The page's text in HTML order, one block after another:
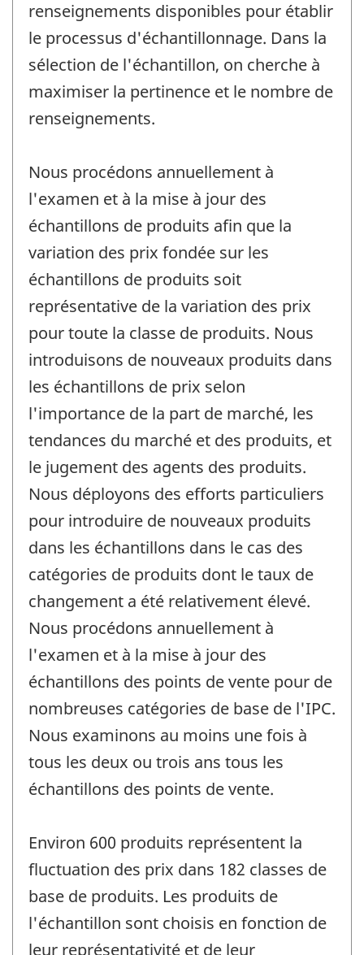
renseignements disponibles pour établir
le processus d'échantillonnage. Dans la
sélection de l'échantillon, on cherche à
maximiser la pertinence et le nombre de
renseignements.
Nous procédons annuellement à
l'examen et à la mise à jour des
échantillons de produits afin que la
variation des prix fondée sur les
échantillons de produits soit
représentative de la variation des prix
pour toute la classe de produits. Nous
introduisons de nouveaux produits dans
les échantillons de prix selon
l'importance de la part de marché, les
tendances du marché et des produits, et
le jugement des agents des produits.
Nous déployons des efforts particuliers
pour introduire de nouveaux produits
dans les échantillons dans le cas des
catégories de produits dont le taux de
changement a été relativement élevé.
Nous procédons annuellement à
l'examen et à la mise à jour des
échantillons des points de vente pour de
nombreuses catégories de base de l'IPC.
Nous examinons au moins une fois à
tous les deux ou trois ans tous les
échantillons des points de vente.
Environ 600 produits représentent la
fluctuation des prix dans 182 classes de
base de produits. Les produits de
l'échantillon sont choisis en fonction de
leur représentativité et de leur